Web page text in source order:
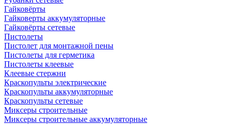
Гайковёрты
Гайковерты аккумуляторные
Гайковёрты сетевые
Пистолеты
Пистолет для монтажной пены
Пистолеты для герметика
Пистолеты клеевые
Клеевые стержни
Краскопульты электрические
Краскопульты аккумуляторные
Краскопульты сетевые
Миксеры строительные
Миксеры строительные аккумуляторные